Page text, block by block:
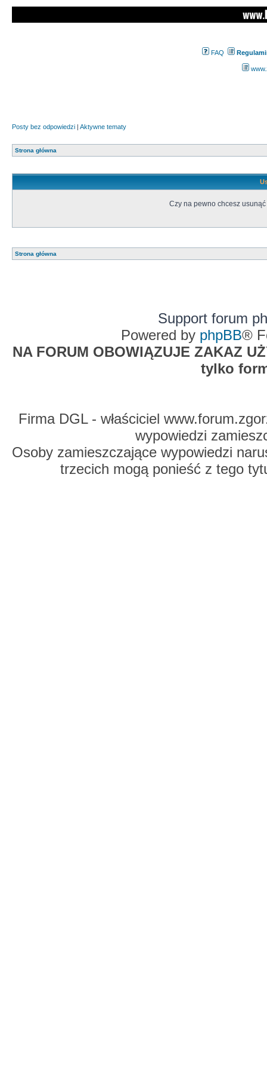
FAQ
Posty bez odpowiedzi | Aktywne tematy
Strona główna
Czy na pewno chcesz
Strona główna
Support forum
Powered by phpBB®
NA FORUM OBOWIĄZUJE ZAKAZ
tylko
Firma DGL - właściciel
wypowiedzi
Osoby zamieszczające wypowiedzi
trzecich mogą ponieść z tego